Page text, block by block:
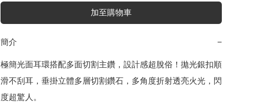
加至購物車
簡介 −
極簡光面耳環搭配多面切割主鑽，設計感超脫俗！拋光銀扣順
滑不刮耳，垂掛立體多層切割鑽石，多角度折射透亮火光，閃
度超驚人。